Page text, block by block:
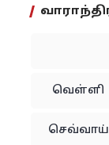
வெள்ளி
செவ்வாய்